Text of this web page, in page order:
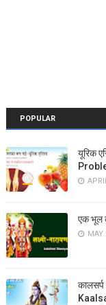
POPULAR
यूरिक
एक भूल
MAY